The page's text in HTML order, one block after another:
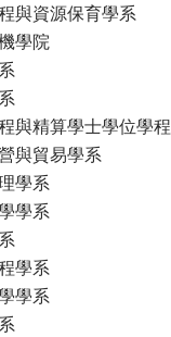
與資源保育學系
學院
與精算學士學位學程
與貿易學系
學系
學系
學系
學系